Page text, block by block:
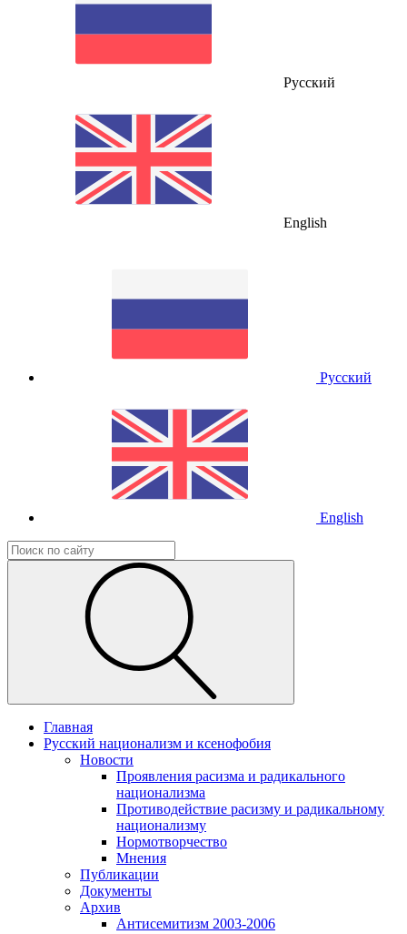
Русский
English
Русский
English
Главная
Русский национализм и ксенофобия
Новости
Проявления расизма и радикального
национализма
Противодействие расизму и радикальному
национализму
Нормотворчество
Мнения
Публикации
Документы
Архив
Антисемитизм 2003-2006